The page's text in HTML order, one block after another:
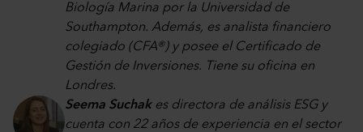
Biología Marina por la Universidad de
Southampton. Además, es analista financiero
colegiado (CFA®) y posee el Certificado de
Gestión de Inversiones. Tiene su oficina en
Londres.
Seema Suchak es directora de análisis ESG y
cuenta con 22 años de experiencia en el sector